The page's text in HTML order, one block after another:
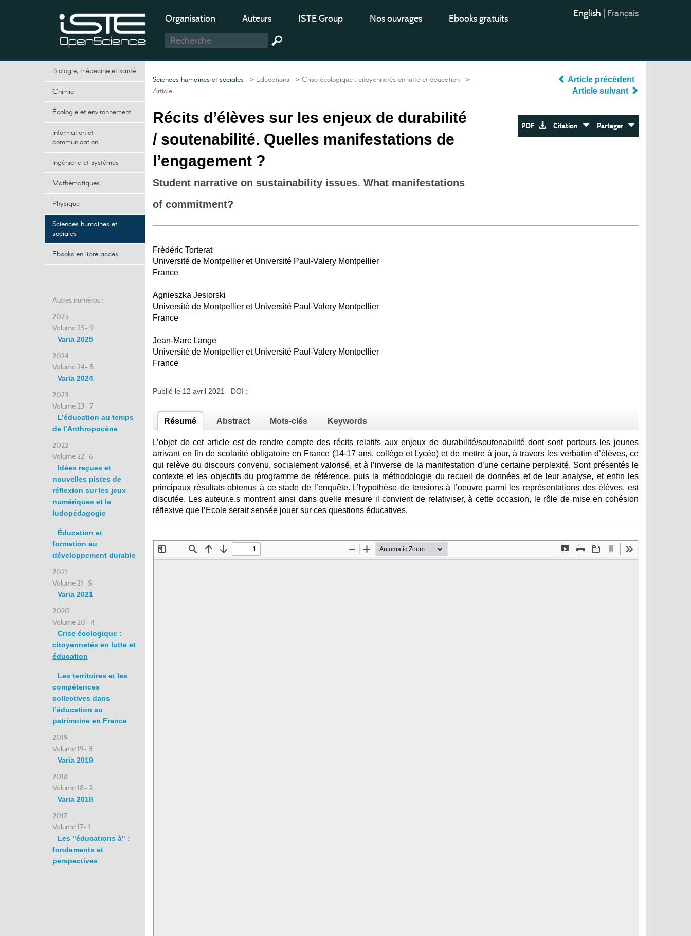
Organisation Auteurs ISTE Group Nos ouvrages Ebooks gratuits English Français
Biologie, médecine et santé
Chimie
Écologie et environnement
Information et
communication
Ingénierie et systèmes
Mathématiques
Physique
Sciences humaines et
sociales
Ebooks en libre accès
Autres numéros :
2025
Volume 25- 9
Varia 2025
2024
Volume 24- 8
Varia 2024
2023
Volume 23- 7
L’éducation au temps
de l’Anthropocène
2022
Volume 22- 6
Idées reçues et
nouvelles pistes de
réflexion sur les jeux
numériques et la
ludopédagogie
Éducation et
formation au
développement durable
2021
Volume 21- 5
Varia 2021
2020
Volume 20- 4
Crise écologique :
citoyennetés en lutte et
éducation
Les territoires et les
compétences
collectives dans
l’éducation au
patrimoine en France
2019
Volume 19- 3
Varia 2019
2018
Volume 18- 2
Varia 2018
2017
Volume 17- 1
Les "éducations à" :
fondements et
perspectives
Sciences humaines et sociales > Educations > Crise écologique : citoyennetés en lutte et éducation >
Article
Récits d’élèves sur les enjeux de durabilité
/ soutenabilité. Quelles manifestations de
l’engagement ?
Student narrative on sustainability issues. What manifestations
of commitment?
Article précédent
Article suivant
PDF Citation Partager
Frédéric Torterat
Université de Montpellier et Université Paul-Valery Montpellier
France
Agnieszka Jesiorski
Université de Montpellier et Université Paul-Valery Montpellier
France
Jean-Marc Lange
Université de Montpellier et Université Paul-Valery Montpellier
France
Publié le 12 avril 2021 DOI :
Résumé Abstract Mots-clés Keywords
L’objet de cet article est de rendre compte des récits relatifs aux enjeux de durabilité/soutenabilité dont sont porteurs les jeunes
arrivant en fin de scolarité obligatoire en France (14-17 ans, collège et Lycée) et de mettre à jour, à travers les verbatim d’élèves, ce
qui relève du discours convenu, socialement valorisé, et à l’inverse de la manifestation d’une certaine perplexité. Sont présentés le
contexte et les objectifs du programme de référence, puis la méthodologie du recueil de données et de leur analyse, et enfin les
principaux résultats obtenus à ce stade de l’enquête. L’hypothèse de tensions à l’oeuvre parmi les représentations des élèves, est
discutée. Les auteur.e.s montrent ainsi dans quelle mesure il convient de relativiser, à cette occasion, le rôle de mise en cohésion
réflexive que l’Ecole serait sensée jouer sur ces questions éducatives.